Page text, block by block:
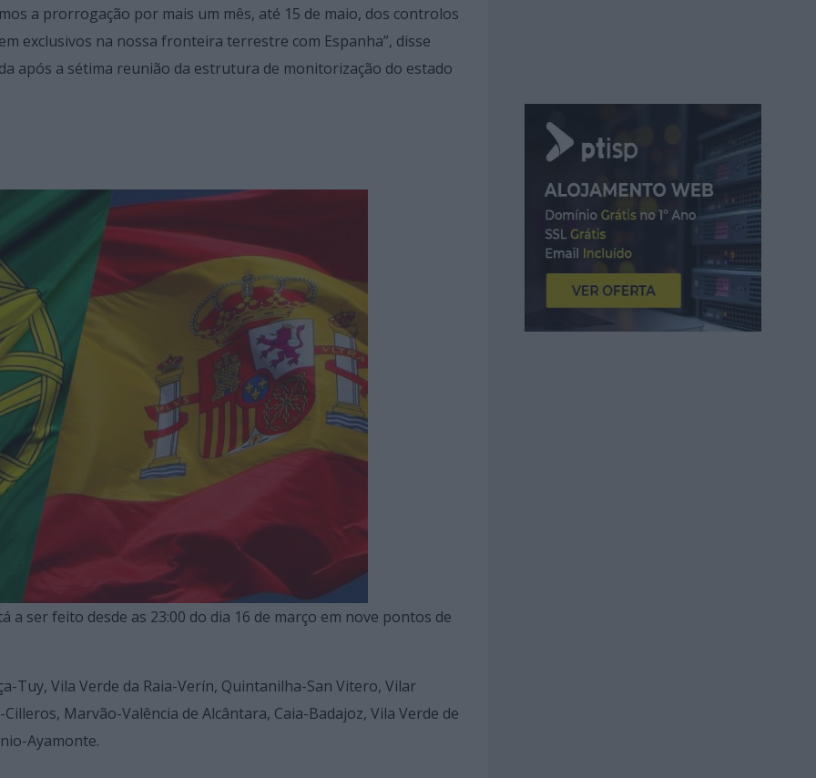
a prorrogação por mais um mês, até 15 de maio, dos controlos
exclusivos na nossa fronteira terrestre com Espanha”, disse
após a sétima reunião da estrutura de monitorização do estado
ser feito desde as 23:00 do dia 16 de março em nove pontos de
Tuy, Vila Verde da Raia-Verín, Quintanilha-San Vitero, Vilar
Marvão-Valência de Alcântara, Caia-Badajoz, Vila Verde de
Ayamonte.